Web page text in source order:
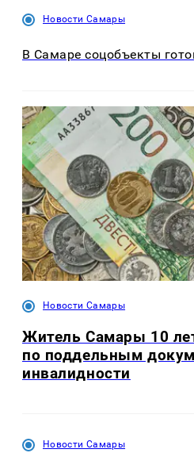
Новости Самары
В Самаре соцобъекты
Новости Самары
Житель Самары 10
по поддельным
инвалидности
Новости Самары